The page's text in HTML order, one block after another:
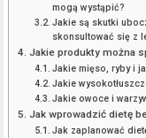
mogą wystąpić?
Jakie są skutki
skonsultować się z
Jakie produkty można
Jakie mięso, ryby i
Jakie
Jakie owoce i
Jak wprowadzić dietę
Jak zaplanować